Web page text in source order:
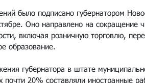
было подписано губернатором
Оно направлено на сокращение
включая розничную торговлю,
образование.
губернатора в штате
почти 20% составляли иностранные